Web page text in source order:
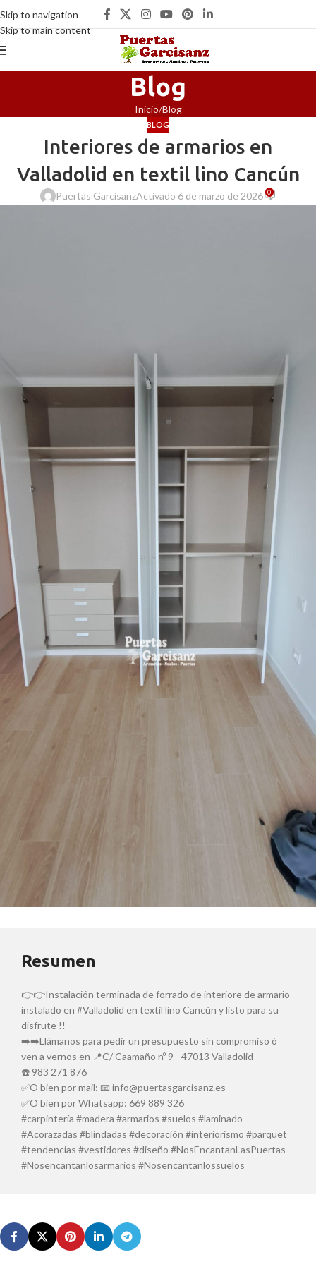
Skip to navigation
Skip to main content
Blog
Inicio Blog
BLOG
Interiores de armarios en
Valladolid en textil lino Cancún
Puertas GarcisanzActivado 6 de marzo de 2026 0
Resumen
👉👉Instalación terminada de forrado de interiore de armario
instalado en #Valladolid en textil lino Cancún y listo para su
disfrute !!
➡️➡️Llámanos para pedir un presupuesto sin compromiso ó
ven a vernos en 📍C/ Caamaño nº 9 - 47013 Valladolid
☎️ 983 271 876
✅O bien por mail: 📧 info@puertasgarcisanz.es
✅O bien por Whatsapp: 669 889 326
#carpintería #madera #armarios #suelos #laminado
#Acorazadas #blindadas #decoración #interiorismo #parquet
#tendencias #vestidores #diseño #NosEncantanLasPuertas
#Nosencantanlosarmarios #Nosencantanlossuelos